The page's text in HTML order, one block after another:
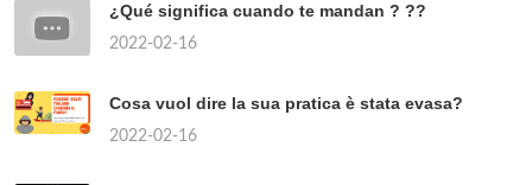
¿Qué significa cuando te mandan ? ??
2022-02-16
Cosa vuol dire la sua pratica è stata evasa?
2022-02-16